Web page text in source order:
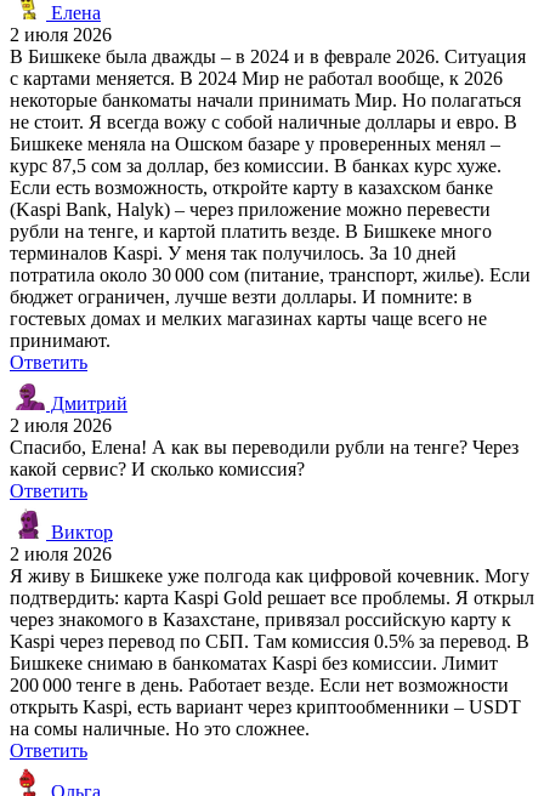
Елена
2 июля 2026
В Бишкеке была дважды – в 2024 и в феврале 2026. Ситуация
с картами меняется. В 2024 Мир не работал вообще, к 2026
некоторые банкоматы начали принимать Мир. Но полагаться
не стоит. Я всегда вожу с собой наличные доллары и евро. В
Бишкеке меняла на Ошском базаре у проверенных менял –
курс 87,5 сом за доллар, без комиссии. В банках курс хуже.
Если есть возможность, откройте карту в казахском банке
(Kaspi Bank, Halyk) – через приложение можно перевести
рубли на тенге, и картой платить везде. В Бишкеке много
терминалов Kaspi. У меня так получилось. За 10 дней
потратила около 30 000 сом (питание, транспорт, жилье). Если
бюджет ограничен, лучше везти доллары. И помните: в
гостевых домах и мелких магазинах карты чаще всего не
принимают.
Ответить
Дмитрий
2 июля 2026
Спасибо, Елена! А как вы переводили рубли на тенге? Через
какой сервис? И сколько комиссия?
Ответить
Виктор
2 июля 2026
Я живу в Бишкеке уже полгода как цифровой кочевник. Могу
подтвердить: карта Kaspi Gold решает все проблемы. Я открыл
через знакомого в Казахстане, привязал российскую карту к
Kaspi через перевод по СБП. Там комиссия 0.5% за перевод. В
Бишкеке снимаю в банкоматах Kaspi без комиссии. Лимит
200 000 тенге в день. Работает везде. Если нет возможности
открыть Kaspi, есть вариант через криптообменники – USDT
на сомы наличные. Но это сложнее.
Ответить
Ольга